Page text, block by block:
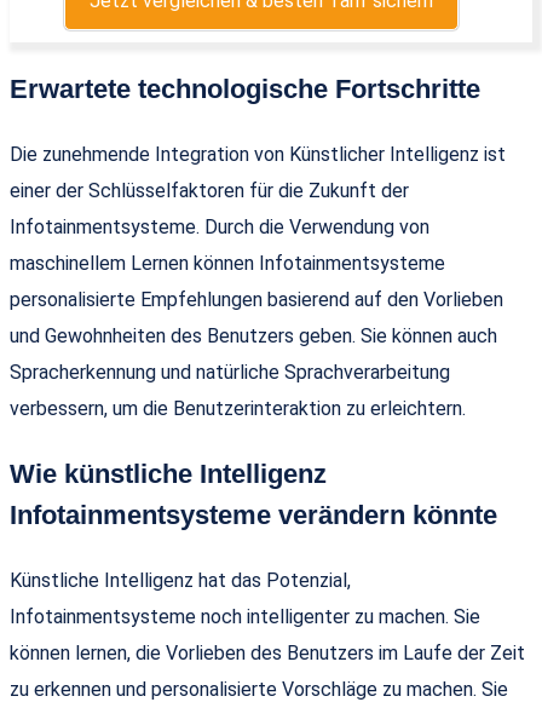
Erwartete technologische Fortschritte
Die zunehmende Integration von Künstlicher Intelligenz ist
einer der Schlüsselfaktoren für die Zukunft der
Infotainmentsysteme. Durch die Verwendung von
maschinellem Lernen können Infotainmentsysteme
personalisierte Empfehlungen basierend auf den Vorlieben
und Gewohnheiten des Benutzers geben. Sie können auch
Spracherkennung und natürliche Sprachverarbeitung
verbessern, um die Benutzerinteraktion zu erleichtern.
Wie künstliche Intelligenz
Infotainmentsysteme verändern könnte
Künstliche Intelligenz hat das Potenzial,
Infotainmentsysteme noch intelligenter zu machen. Sie
können lernen, die Vorlieben des Benutzers im Laufe der Zeit
zu erkennen und personalisierte Vorschläge zu machen. Sie